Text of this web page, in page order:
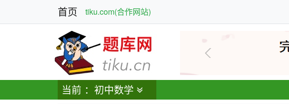
首页 tiku.com(合作网站)
上一张
当前 ：初中数学